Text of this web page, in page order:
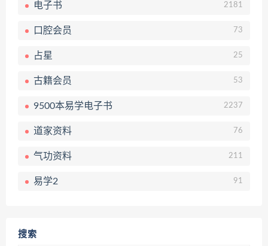
电子书 2181
口腔会员 73
占星 25
古籍会员 53
9500本易学电子书 2237
道家资料 76
气功资料 211
易学2 91
搜索